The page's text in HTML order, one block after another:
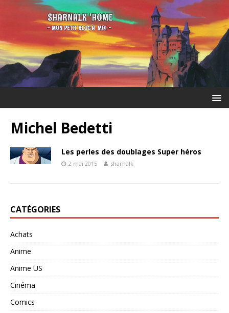
Michel Bedetti
Les perles des doublages Super héros
2 mai 2015 sharnalk
CATÉGORIES
Achats
Anime
Anime US
Cinéma
Comics